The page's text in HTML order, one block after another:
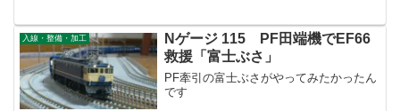
入線・整備・加工
Nゲージ 115 PF田端機でEF66
救援「富士ぶさ」
PF牽引の富士ぶさがやってみたかったん
です